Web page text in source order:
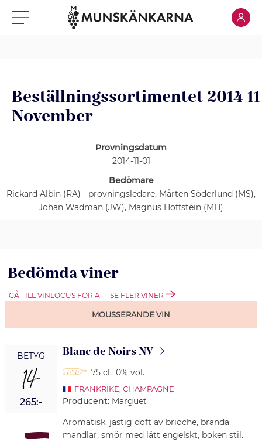
Klicka för meny Klicka
Beställningssortimentet 2014 11
November
Provningsdatum
2014-11-01
Bedömare
Rickard Albin (RA) - provningsledare, Mårten Söderlund (MS),
Johan Wadman (JW), Magnus Hoffstein (MH)
Bedömda viner
GÅ TILL VINLOCUS FÖR ATT SE FLER VINER
MOUSSERANDE VIN
BETYG
14
265:-
Blanc de Noirs NV
75 cl, 0% vol.
FRANKRIKE CHAMPAGNE
Producent: Marguet
Aromatisk, jästig doft av brioche, brända
mandlar, smör med lätt engelskt, boken stil.